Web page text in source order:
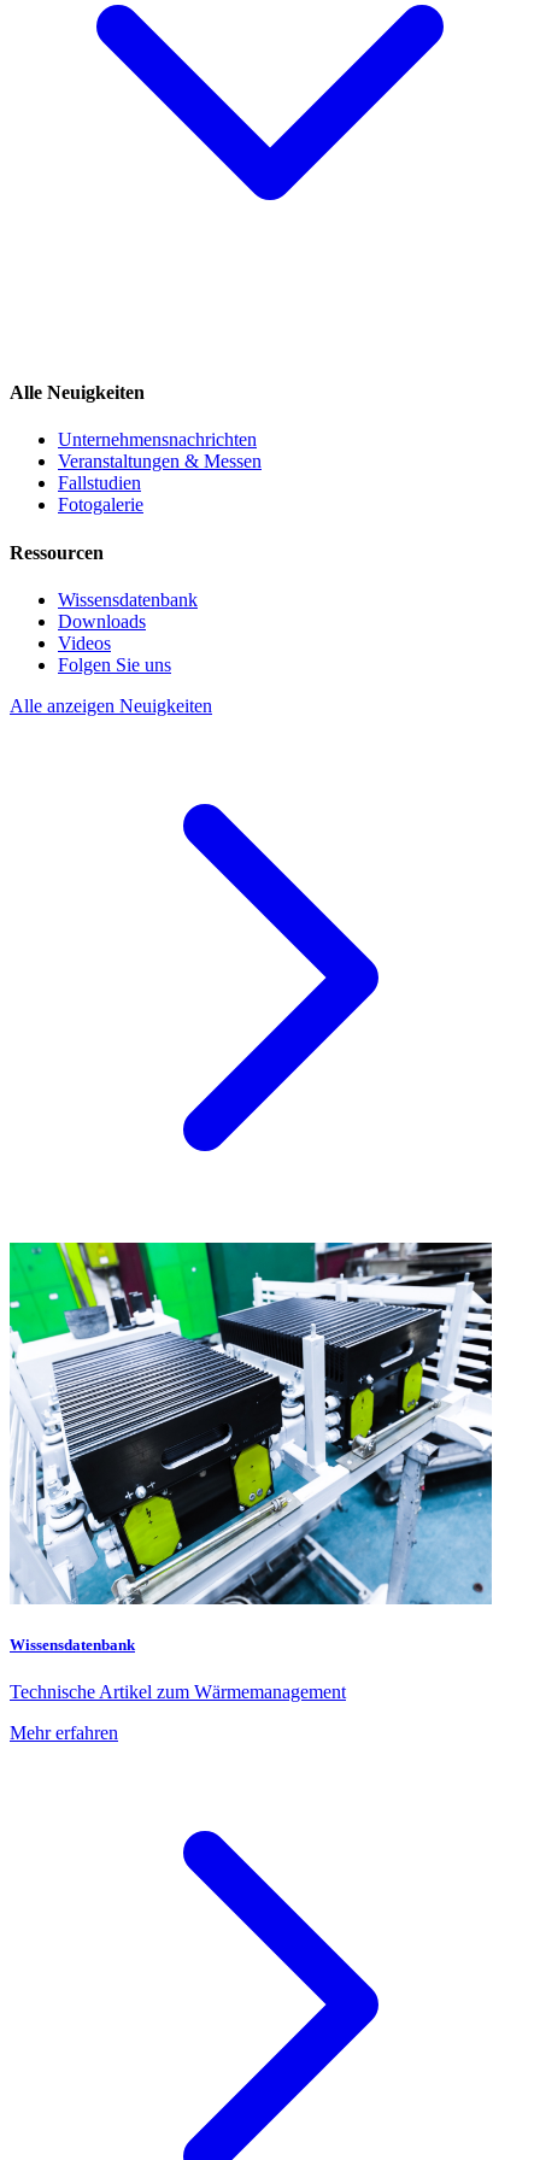
Alle Neuigkeiten
Unternehmensnachrichten
Veranstaltungen & Messen
Fallstudien
Fotogalerie
Ressourcen
Wissensdatenbank
Downloads
Videos
Folgen Sie uns
Alle anzeigen Neuigkeiten
Wissensdatenbank
Technische Artikel zum Wärmemanagement
Mehr erfahren